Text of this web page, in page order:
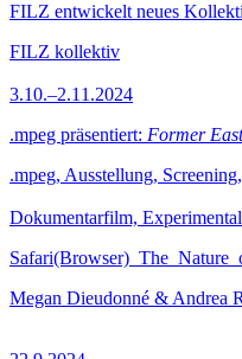
FILZ entwickelt neues
FILZ kollektiv
3.10.–2.11.2024
.mpeg präsentiert: Former
.mpeg, Ausstellung,
Dokumentarfilm,
Megan Dieudonné & Andrea